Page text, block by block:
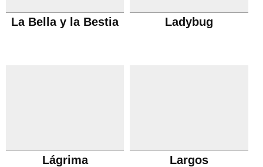
La Bella y la Bestia Ladybug
Lágrima Largos